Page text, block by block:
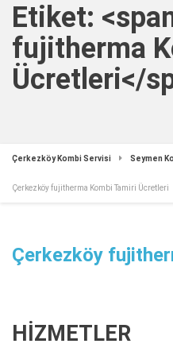
Etiket:
fujitherma
Ücretleri</
Çerkezköy Kombi Servisi Seymen
Çerkezköy fujitherma Kombi Tamiri Ücretleri
Çerkezköy
HİZMETLER